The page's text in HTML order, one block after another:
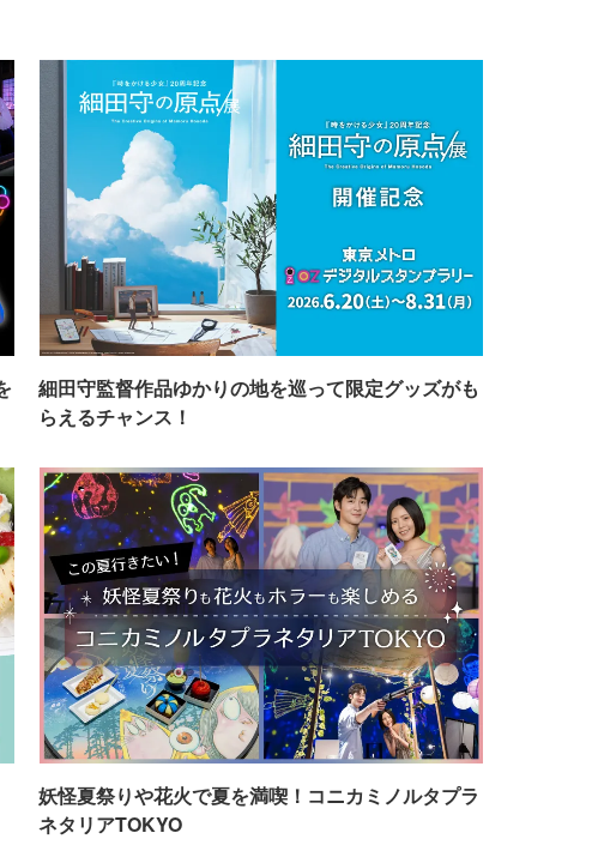
細田守監督作品ゆかりの地を巡って限定グッズがも
らえるチャンス！
妖怪夏祭りや花火で夏を満喫！コニカミノルタプラ
ネタリアTOKYO